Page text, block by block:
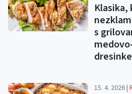
Klasika,
s
15. 4. 2026 |